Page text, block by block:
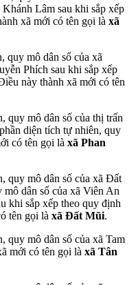
Lâm sau khi sắp xếp
xã mới có tên gọi là xã
quy mô dân số của xã
Phích sau khi sắp xếp
này thành xã mới có tên
quy mô dân số của thị trấn
diện tích tự nhiên, quy
có tên gọi là xã Phan
quy mô dân số của xã Đất
dân số của xã Viên An
khi sắp xếp theo quy định
tên gọi là xã Đất Mũi.
quy mô dân số của xã Tam
mới có tên gọi là xã Tân